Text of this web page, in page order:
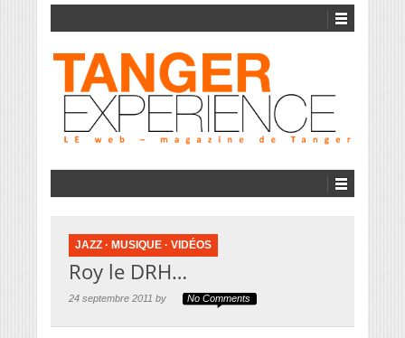
JAZZ · MUSIQUE · VIDÉOS
Roy le DRH…
24 septembre 2011 by No Comments